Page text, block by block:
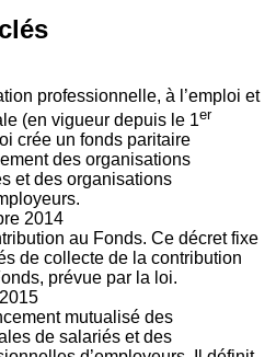
professionnelle, à l’emploi et
(en vigueur depuis le 1er
crée un fonds paritaire
des organisations
et des organisations
2014
au Fonds. Ce décret fixe
de collecte de la contribution
prévue par la loi.
mutualisé des
de salariés et des